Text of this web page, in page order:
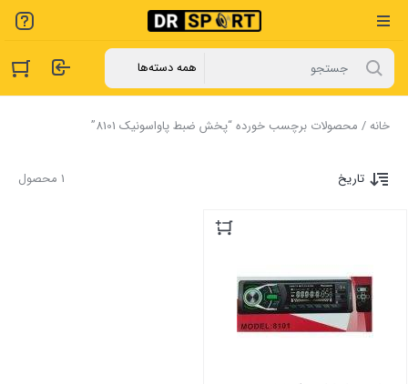
خانه/ محصولات برچسب خورده “پخش ضبط پاواسونیک 8101”
1 محصول تاریخ